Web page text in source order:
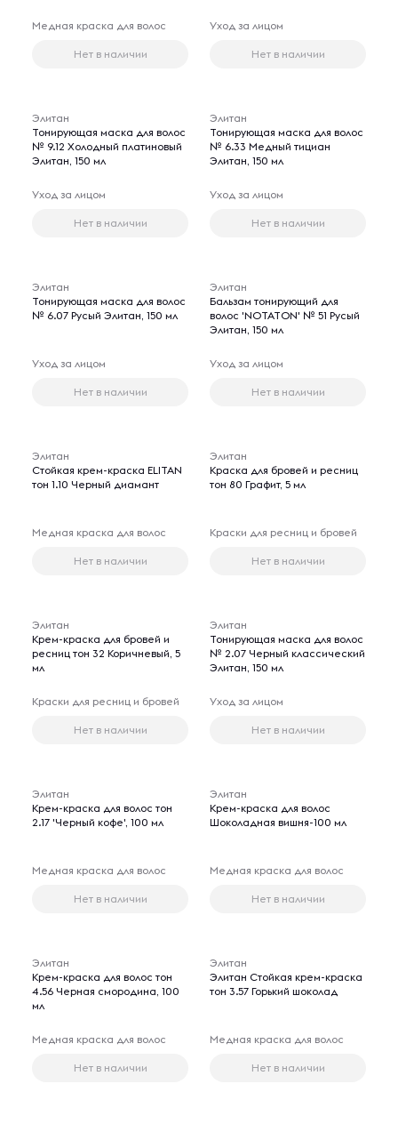
Медная краска для волос
Нет в наличии
Уход за лицом
Нет в наличии
Элитан
Тонирующая маска для волос
№ 9.12 Холодный платиновый
Элитан, 150 мл
Уход за лицом
Нет в наличии
Элитан
Тонирующая маска для волос
№ 6.33 Медный тициан
Элитан, 150 мл
Уход за лицом
Нет в наличии
Элитан
Тонирующая маска для волос
№ 6.07 Русый Элитан, 150 мл
Уход за лицом
Нет в наличии
Элитан
Бальзам тонирующий для
волос 'NOTATON' № 51 Русый
Элитан, 150 мл
Уход за лицом
Нет в наличии
Элитан
Стойкая крем-краска ELITAN
тон 1.10 Черный диамант
Медная краска для волос
Нет в наличии
Элитан
Краска для бровей и ресниц
тон 80 Графит, 5 мл
Краски для ресниц и бровей
Нет в наличии
Элитан
Крем-краска для бровей и
ресниц тон 32 Коричневый, 5
мл
Краски для ресниц и бровей
Нет в наличии
Элитан
Тонирующая маска для волос
№ 2.07 Черный классический
Элитан, 150 мл
Уход за лицом
Нет в наличии
Элитан
Крем-краска для волос тон
2.17 'Черный кофе', 100 мл
Медная краска для волос
Нет в наличии
Элитан
Крем-краска для волос
Шоколадная вишня-100 мл
Медная краска для волос
Нет в наличии
Элитан
Крем-краска для волос тон
4.56 Черная смородина, 100
мл
Медная краска для волос
Нет в наличии
Элитан
Элитан Стойкая крем-краска
тон 3.57 Горький шоколад
Медная краска для волос
Нет в наличии